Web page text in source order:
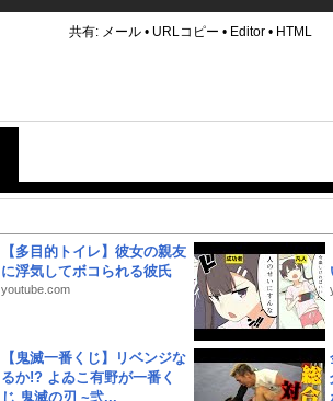
共有: メール • URLコピー • Editor • HTML
【多目的トイレ】彼女の親友
に浮気してボコられる彼氏
youtube.com
【鬼滅一番くじ】リベンジな
るか!? よゐこ有野が一番く
じ 鬼滅の刃 ~弐...